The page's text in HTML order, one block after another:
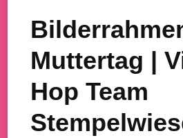
Muttertag |
Hop Team